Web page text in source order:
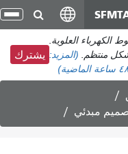
العلوية.
منتظم. (المزيد: يشترك